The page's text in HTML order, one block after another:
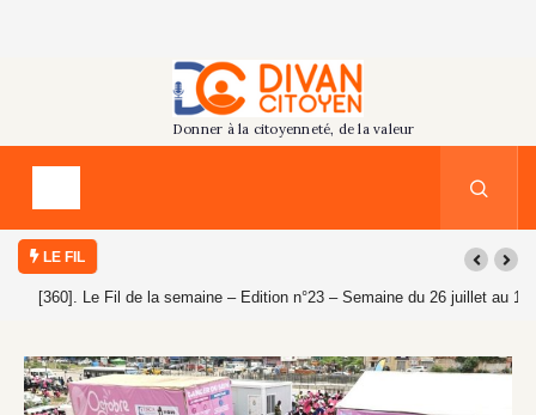
LE FIL
[360]. Le Fil de la semaine – Edition n°23 – Semaine du 26 juillet au 1er